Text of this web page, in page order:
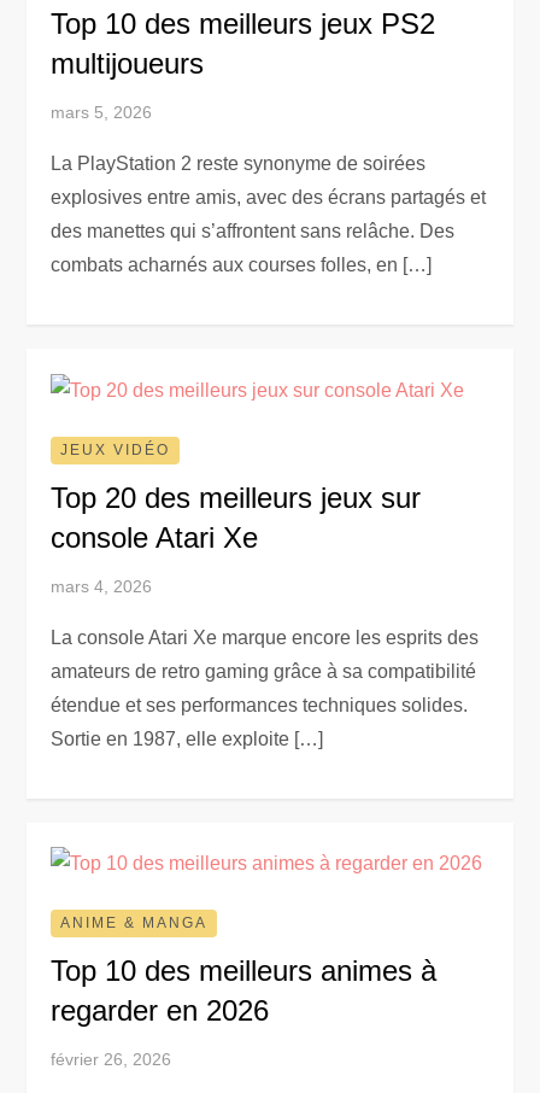
Top 10 des meilleurs jeux PS2
multijoueurs
mars 5, 2026
La PlayStation 2 reste synonyme de soirées
explosives entre amis, avec des écrans partagés et
des manettes qui s’affrontent sans relâche. Des
combats acharnés aux courses folles, en […]
JEUX VIDÉO
Top 20 des meilleurs jeux sur
console Atari Xe
mars 4, 2026
La console Atari Xe marque encore les esprits des
amateurs de retro gaming grâce à sa compatibilité
étendue et ses performances techniques solides.
Sortie en 1987, elle exploite […]
ANIME & MANGA
Top 10 des meilleurs animes à
regarder en 2026
février 26, 2026